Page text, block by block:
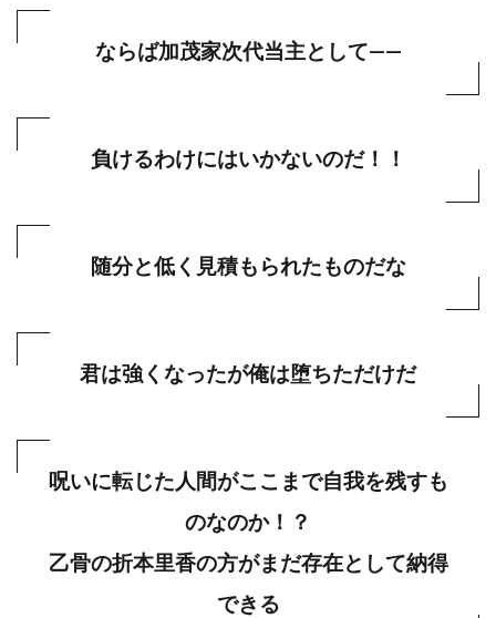
ならば加茂家次代当主として――
負けるわけにはいかないのだ！！
随分と低く見積もられたものだな
君は強くなったが俺は堕ちただけだ
呪いに転じた人間がここまで自我を残すも
のなのか！？
乙骨の折本里香の方がまだ存在として納得
できる